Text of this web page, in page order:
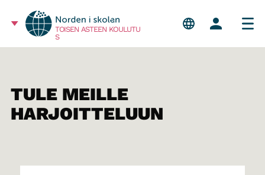
TOISEN ASTEEN KOULUTU
S
TULE MEILLE
HARJOITTELUUN